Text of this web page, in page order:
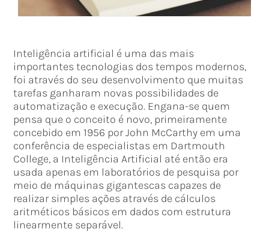
Inteligência artificial é uma das mais
importantes tecnologias dos tempos modernos,
foi através do seu desenvolvimento que muitas
tarefas ganharam novas possibilidades de
automatização e execução. Engana-se quem
pensa que o conceito é novo, primeiramente
concebido em 1956 por John McCarthy em uma
conferência de especialistas em Dartmouth
College, a Inteligência Artificial até então era
usada apenas em laboratórios de pesquisa por
meio de máquinas gigantescas capazes de
realizar simples ações através de cálculos
aritméticos básicos em dados com estrutura
linearmente separável.